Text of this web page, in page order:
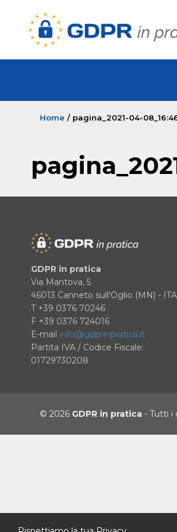
Home / pagina_2021-04-
GDPR in pratica
Via Mantova, 5
46013 Canneto sull'Oglio (MN) -
T +39 0376 70246
F +39 0376 724016
E-mail info@gdprinpratica.it
Partita IVA / Codice Fiscale:
01729730208
© 2026 GDPR in pratica - Tutti i